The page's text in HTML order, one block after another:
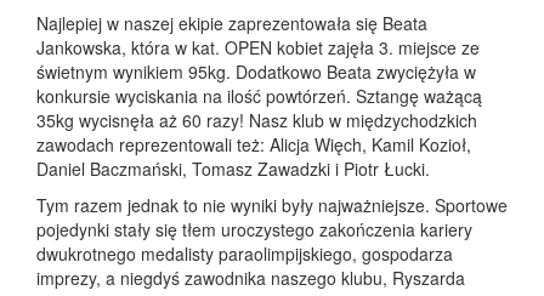
Najlepiej w naszej ekipie zaprezentowała się Beata
Jankowska, która w kat. OPEN kobiet zajęła 3. miejsce ze
świetnym wynikiem 95kg. Dodatkowo Beata zwyciężyła w
konkursie wyciskania na ilość powtórzeń. Sztangę ważącą
35kg wycisnęła aż 60 razy! Nasz klub w międzychodzkich
zawodach reprezentowali też: Alicja Więch, Kamil Kozioł,
Daniel Baczmański, Tomasz Zawadzki i Piotr Łucki.
Tym razem jednak to nie wyniki były najważniejsze. Sportowe
pojedynki stały się tłem uroczystego zakończenia kariery
dwukrotnego medalisty paraolimpijskiego, gospodarza
imprezy, a niegdyś zawodnika naszego klubu, Ryszarda